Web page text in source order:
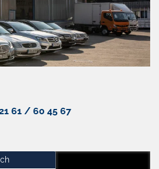
61 / 60 45 67